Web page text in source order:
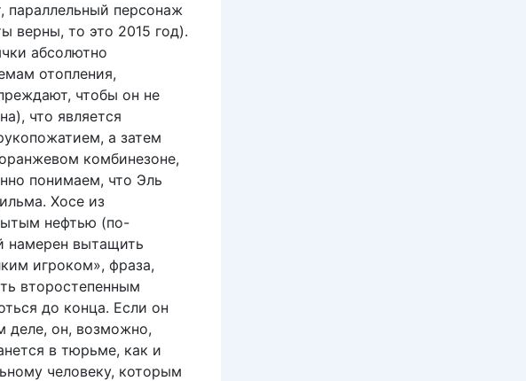
параллельный персонаж
верны, то это 2015 год).
абсолютно
отопления,
чтобы он не
что является
а затем
комбинезоне,
понимаем, что Эль
Хосе из
нефтью (по-
намерен вытащить
игроком», фраза,
второстепенным
до конца. Если он
деле, он, возможно,
в тюрьме, как и
человеку, которым